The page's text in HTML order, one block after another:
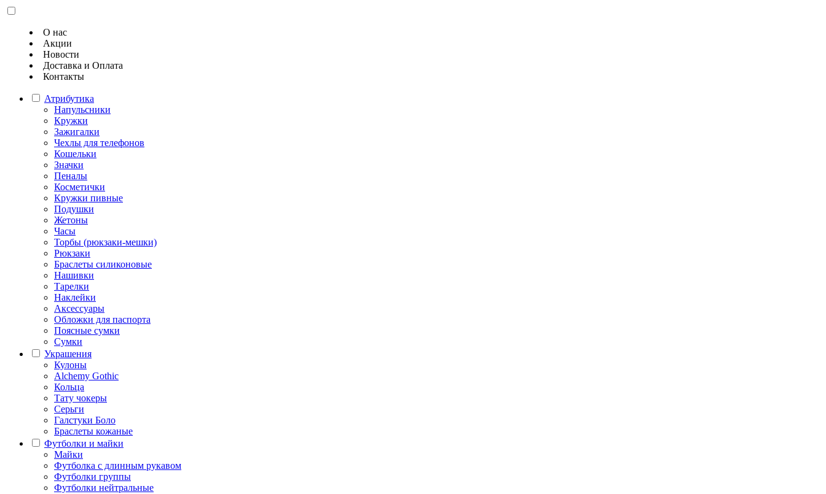
О нас
Акции
Новости
Доставка и Оплата
Контакты
Атрибутика
Напульсники
Кружки
Зажигалки
Чехлы для телефонов
Кошельки
Значки
Пеналы
Косметички
Кружки пивные
Подушки
Жетоны
Часы
Торбы (рюкзаки-мешки)
Рюкзаки
Браслеты силиконовые
Нашивки
Тарелки
Наклейки
Аксессуары
Обложки для паспорта
Поясные сумки
Сумки
Украшения
Кулоны
Alchemy Gothic
Кольца
Тату чокеры
Серьги
Галстуки Боло
Браслеты кожаные
Футболки и майки
Майки
Футболка с длинным рукавом
Футболки группы
Футболки нейтральные